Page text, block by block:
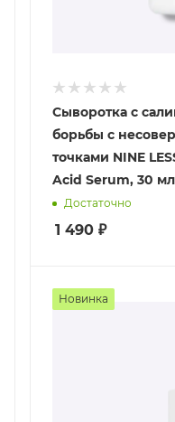
Сыворотка с
борьбы с
точками NINE
Acid Serum, 30 мл
Достаточно
1 490 ₽
Новинка